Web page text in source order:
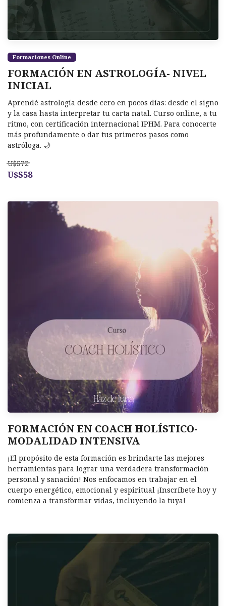
Formaciones Online
FORMACIÓN EN ASTROLOGÍA- NIVEL
INICIAL
Aprendé astrología desde cero en pocos días: desde el signo
y la casa hasta interpretar tu carta natal. Curso online, a tu
ritmo, con certificación internacional IPHM. Para conocerte
más profundamente o dar tus primeros pasos como
astróloga. 🌙
U$S72
U$S58
FORMACIÓN EN COACH HOLÍSTICO-
MODALIDAD INTENSIVA
¡El propósito de esta formación es brindarte las mejores
herramientas para lograr una verdadera transformación
personal y sanación! Nos enfocamos en trabajar en el
cuerpo energético, emocional y espiritual ¡Inscríbete hoy y
comienza a transformar vidas, incluyendo la tuya!